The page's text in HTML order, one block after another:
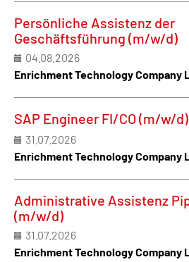
Persönliche Assistenz der
Geschäftsführung (m/w/d)
04.08.2026
Enrichment Technology Company
SAP Engineer FI/CO (m/w/d)
31.07.2026
Enrichment Technology Company
Administrative Assistenz
(m/w/d)
31.07.2026
Enrichment Technology Company